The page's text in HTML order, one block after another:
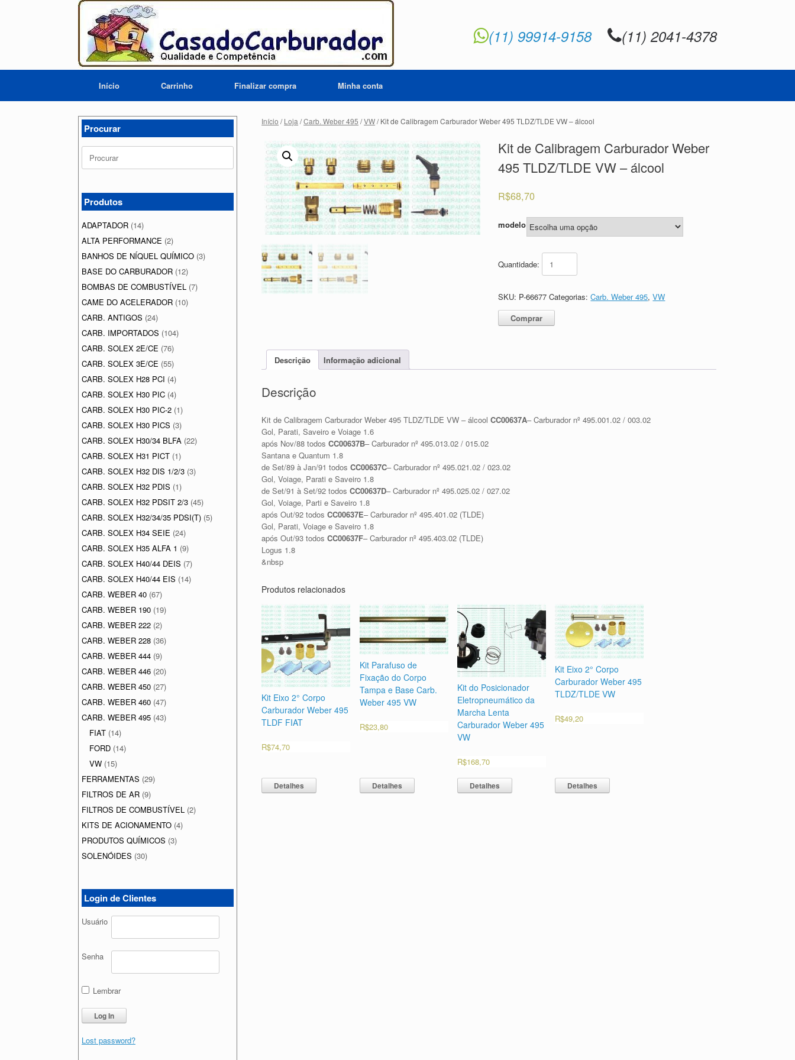
(11) 99914-9158 (11) 2041-4378
Início Carrinho Finalizar compra Minha conta
Início /Loja /Carb. Weber 495 /VW/ Kit de Calibragem Carburador Weber 495 TLDZ/TLDE VW – álcool
Kit de Calibragem Carburador Weber
495 TLDZ/TLDE VW – álcool
R$68,70
modelo
Quantidade:
Comprar
SKU: P-66677 Categorias:Carb. Weber 495,VW
Descrição Informação adicional
Descrição
Kit de Calibragem Carburador Weber 495 TLDZ/TLDE VW – álcoolCC00637A– Carburador nº 495.001.02 / 003.02
Gol, Parati, Saveiro e Voiage 1.6
após Nov/88 todosCC00637B– Carburador nº 495.013.02 / 015.02
Santana e Quantum 1.8
de Set/89 à Jan/91 todosCC00637C– Carburador nº 495.021.02 / 023.02
Gol, Voiage, Parati e Saveiro 1.8
de Set/91 à Set/92 todosCC00637D– Carburador nº 495.025.02 / 027.02
Gol, Voiage, Parti e Saveiro 1.8
após Out/92 todosCC00637E– Carburador nº 495.401.02 (TLDE)
Gol, Parati, Voiage e Saveiro 1.8
após Out/93 todosCC00637F– Carburador nº 495.403.02 (TLDE)
Logus 1.8
&nbsp
Produtos relacionados
Kit Eixo 2° Corpo
Carburador Weber 495
TLDF FIAT
R$74,70
Detalhes
Kit Parafuso de
Fixação do Corpo
Tampa e Base Carb.
Weber 495 VW
R$23,80
Detalhes
Kit do Posicionador
Eletropneumático da
Marcha Lenta
Carburador Weber 495
VW
R$168,70
Detalhes
Kit Eixo 2° Corpo
Carburador Weber 495
TLDZ/TLDE VW
R$49,20
Detalhes
Procurar
Search
for:
Produtos
ADAPTADOR (14)
ALTA PERFORMANCE (2)
BANHOS DE NÍQUEL QUÍMICO (3)
BASE DO CARBURADOR (12)
BOMBAS DE COMBUSTÍVEL (7)
CAME DO ACELERADOR (10)
CARB. ANTIGOS (24)
CARB. IMPORTADOS (104)
CARB. SOLEX 2E/CE (76)
CARB. SOLEX 3E/CE (55)
CARB. SOLEX H28 PCI (4)
CARB. SOLEX H30 PIC (4)
CARB. SOLEX H30 PIC-2 (1)
CARB. SOLEX H30 PICS (3)
CARB. SOLEX H30/34 BLFA (22)
CARB. SOLEX H31 PICT (1)
CARB. SOLEX H32 DIS 1/2/3 (3)
CARB. SOLEX H32 PDIS (1)
CARB. SOLEX H32 PDSIT 2/3 (45)
CARB. SOLEX H32/34/35 PDSI(T) (5)
CARB. SOLEX H34 SEIE (24)
CARB. SOLEX H35 ALFA 1 (9)
CARB. SOLEX H40/44 DEIS (7)
CARB. SOLEX H40/44 EIS (14)
CARB. WEBER 40 (67)
CARB. WEBER 190 (19)
CARB. WEBER 222 (2)
CARB. WEBER 228 (36)
CARB. WEBER 444 (9)
CARB. WEBER 446 (20)
CARB. WEBER 450 (27)
CARB. WEBER 460 (47)
CARB. WEBER 495 (43)
FIAT (14)
FORD (14)
VW (15)
FERRAMENTAS (29)
FILTROS DE AR (9)
FILTROS DE COMBUSTÍVEL (2)
KITS DE ACIONAMENTO (4)
PRODUTOS QUÍMICOS (3)
SOLENÓIDES (30)
Login de Clientes
Usuário
Senha
Lembrar
Lost password?